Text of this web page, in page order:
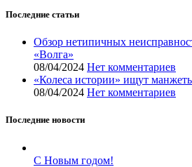
Последние статьи
Обзор нетипичных
«Волга»
08/04/2024 Нет комментариев
«Колеса истории» ищут
08/04/2024 Нет комментариев
Последние новости
С Новым годом!